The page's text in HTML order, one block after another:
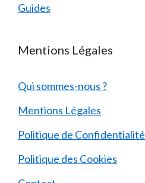
Guides
Mentions Légales
Qui sommes-nous ?
Mentions Légales
Politique de Confidentialité
Politique des Cookies